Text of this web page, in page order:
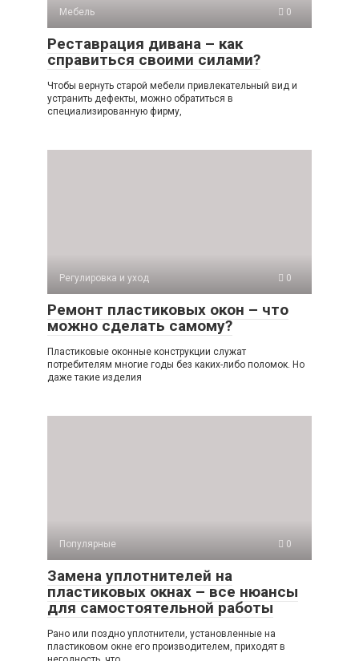
Мебель 0
Реставрация дивана – как
справиться своими силами?
Чтобы вернуть старой мебели привлекательный вид и
устранить дефекты, можно обратиться в
специализированную фирму,
Регулировка и уход 0
Ремонт пластиковых окон – что
можно сделать самому?
Пластиковые оконные конструкции служат
потребителям многие годы без каких-либо поломок. Но
даже такие изделия
Популярные 0
Замена уплотнителей на
пластиковых окнах – все нюансы
для самостоятельной работы
Рано или поздно уплотнители, установленные на
пластиковом окне его производителем, приходят в